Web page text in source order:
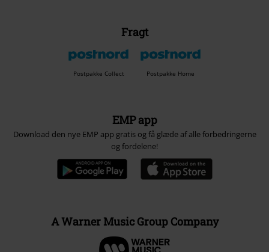
Fragt
Postpakke Collect Postpakke Home
EMP app
Download den nye EMP app gratis og få glæde af alle forbedringerne
og fordelene!
A Warner Music Group Company